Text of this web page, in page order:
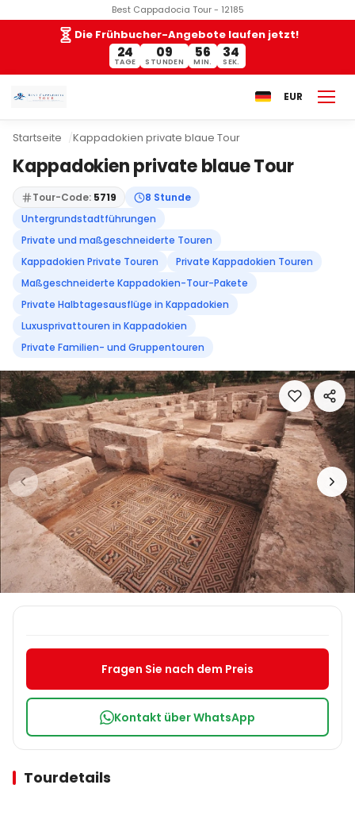
Best Cappadocia Tour - 12185
Die Frühbucher-Angebote laufen jetzt!
24
TAGE
09
STUNDEN
56
MIN.
33
SEK.
EUR
Startseite Kappadokien private blaue Tour
Kappadokien private blaue Tour
Tour-Code: 5719
8 Stunde
Untergrundstadtführungen
Private und maßgeschneiderte Touren
Kappadokien Private Touren
Private Kappadokien Touren
Maßgeschneiderte Kappadokien-Tour-Pakete
Private Halbtagesausflüge in Kappadokien
Luxusprivattouren in Kappadokien
Private Familien- und Gruppentouren
Tourdetails
Fragen Sie nach dem Preis
Kontakt über WhatsApp